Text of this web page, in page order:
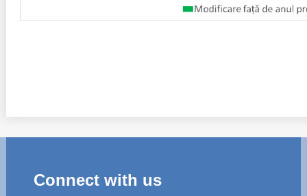
Connect with us